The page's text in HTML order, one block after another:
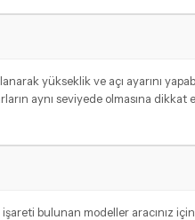
yükseklik ve açı ayarını
aynı seviyede olmasına
bulunan modeller aracınız için